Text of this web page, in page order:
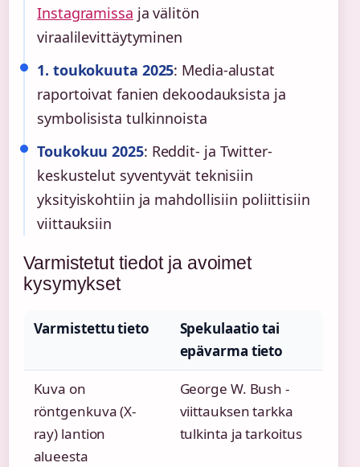
Instagramissa ja välitön
viraalilevittäytyminen
1. toukokuuta 2025: Media-alustat
raportoivat fanien dekoodauksista ja
symbolisista tulkinnoista
Toukokuu 2025: Reddit- ja Twitter-
keskustelut syventyvät teknisiin
yksityiskohtiin ja mahdollisiin poliittisiin
viittauksiin
Varmistetut tiedot ja avoimet
kysymykset
Varmistettu tieto
Spekulaatio tai
epävarma tieto
Kuva on
röntgenkuva (X-
ray) lantion
alueesta
George W. Bush -
viittauksen tarkka
tulkinta ja tarkoitus